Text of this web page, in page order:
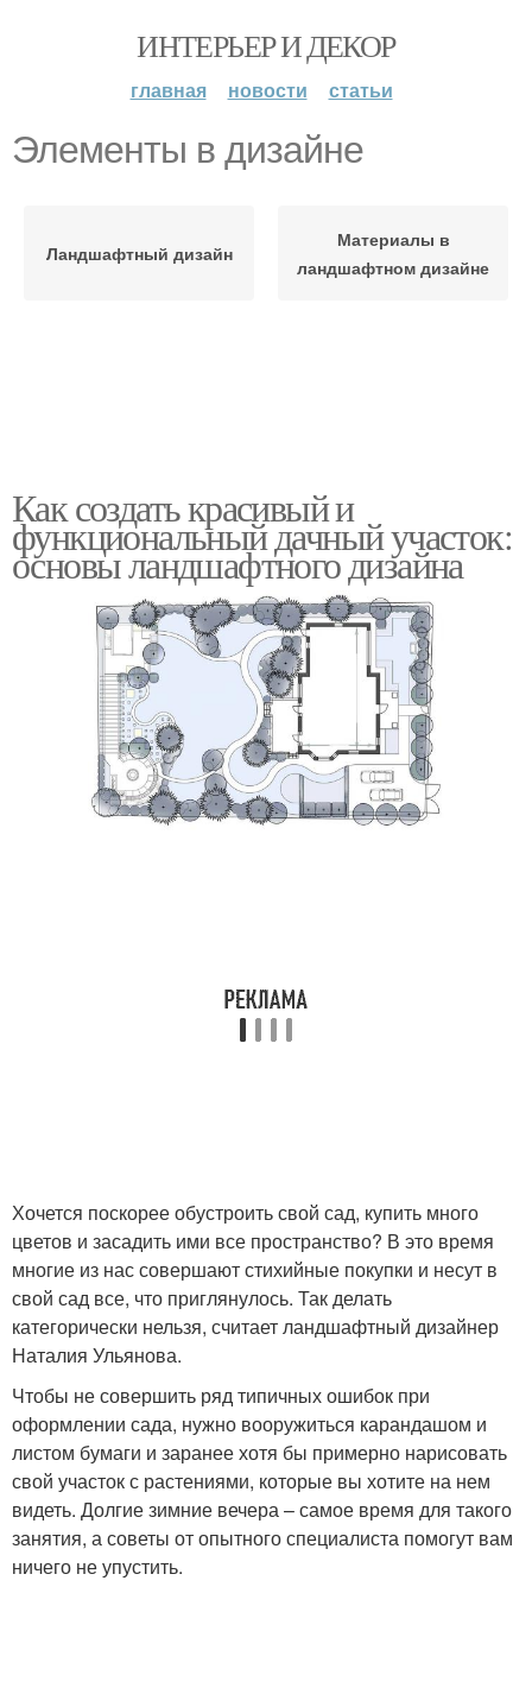
ИНТЕРЬЕР И ДЕКОР
главная новости статьи
Элементы в дизайне
Ландшафтный дизайн
Материалы в
ландшафтном дизайне
Как создать красивый и
функциональный дачный участок:
основы ландшафтного дизайна
Хочется поскорее обустроить свой сад, купить много
цветов и засадить ими все пространство? В это время
многие из нас совершают стихийные покупки и несут в
свой сад все, что приглянулось. Так делать
категорически нельзя, считает ландшафтный дизайнер
Наталия Ульянова.
Чтобы не совершить ряд типичных ошибок при
оформлении сада, нужно вооружиться карандашом и
листом бумаги и заранее хотя бы примерно нарисовать
свой участок с растениями, которые вы хотите на нем
видеть. Долгие зимние вечера – самое время для такого
занятия, а советы от опытного специалиста помогут вам
ничего не упустить.